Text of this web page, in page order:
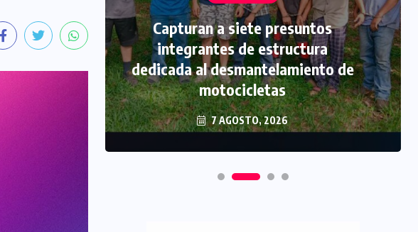
Capturan a siete presuntos
integrantes de estructura
dedicada al desmantelamiento de
motocicletas
7 AGOSTO, 2026